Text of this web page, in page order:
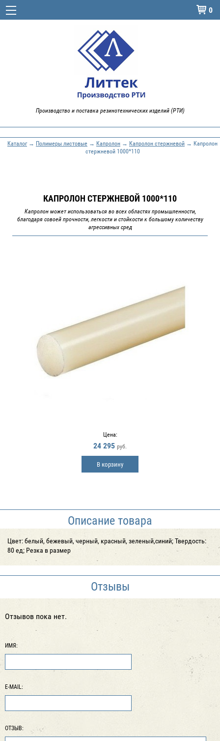
 0
Производство и поставка резинотехнических изделий (РТИ)
Каталог→ Полимеры листовые → Капролон → Капролон стержневой → Капролон
стержневой 1000*110
КАПРОЛОН СТЕРЖНЕВОЙ 1000*110
Капролон может использоваться во всех областях промышленности,
благодаря совоей прочности, легкости и стойкости к большому количеству
агрессивных сред
Цена:
24 295 руб.
В корзину
Описание товара
Цвет: белый, бежевый, черный, красный, зеленый,синий; Твердость:
80 ед; Резка в размер
Отзывы
Отзывов пока нет.
ИМЯ:
E-MAIL:
ОТЗЫВ: